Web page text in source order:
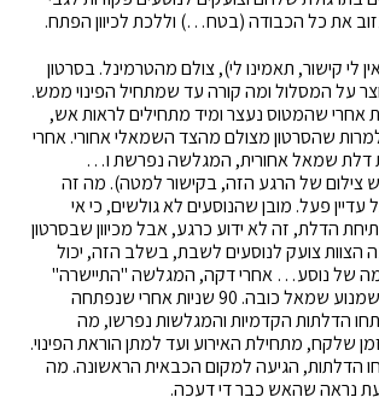
את כל הכבודה (בטח…) וללכת לכיוון הפתח.
לי קישור, תאמינו לי), צולם מהטרמינל. בסרטון
על המסלול ומה קורה עד שמתחיל הפינוי ממש.
אחרי שהמטוס נעצר ומיד מתחילים לראות אש,
שהסרטון מצולם מהצד השמאלי אחורי. אחרי
דלת שמאל אחורית, המגלשה נפרשת ו…
צילום של הרגע הזה, בקישור למטה). מה זה
פעל. מובן שהנוסעים לא גולשים, כי אי
הדלת, זה לא ידוע כרגע, אבל מכיוון שבסרטון
הצוות צועק לנוסעים לשבת, בשלב הזה, יכול
של נוסע… אחרי דקה, המגלשה "התיישרה"
מה שמרמז על כך שמנוע שמאל כובה. 90 שניות אחרי שנפתחה
הדלתות הקדמיות והמגלשות נפרשו, מה
שלקח, מתחילת האירוע ועד למתן הוראת הפינוי.
הדלתות, הגיעה למקום הכבאית הראשונה. מה
נראה שהאש כבר די דעכה.